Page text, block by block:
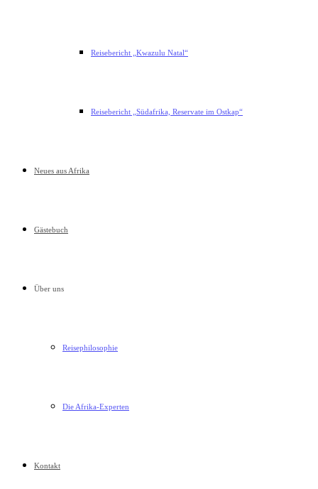
Reisebericht „Kwazulu Natal“
Reisebericht „Südafrika, Reservate im Ostkap“
Neues aus Afrika
Gästebuch
Über uns
Reisephilosophie
Die Afrika-Experten
Kontakt